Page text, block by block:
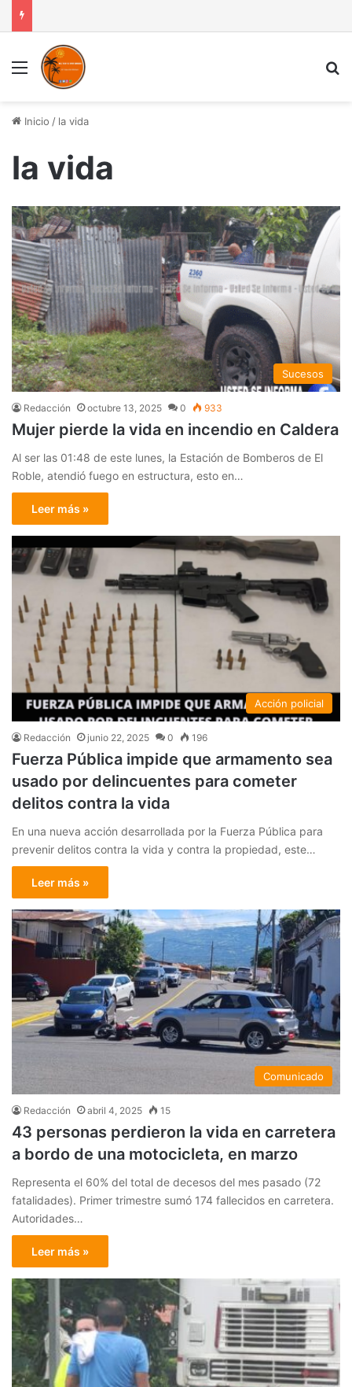
Menú
Inicio / la vida
la vida
Sucesos
Redacción octubre 13, 2025 0 933
Mujer pierde la vida en incendio en Caldera
Al ser las 01:48 de este lunes, la Estación de Bomberos de El
Roble, atendió fuego en estructura, esto en…
Leer más »
Acción policial
Redacción junio 22, 2025 0 196
Fuerza Pública impide que armamento sea
usado por delincuentes para cometer
delitos contra la vida
En una nueva acción desarrollada por la Fuerza Pública para
prevenir delitos contra la vida y contra la propiedad, este…
Leer más »
Comunicado
Redacción abril 4, 2025 15
43 personas perdieron la vida en carretera
a bordo de una motocicleta, en marzo
Representa el 60% del total de decesos del mes pasado (72
fatalidades). Primer trimestre sumó 174 fallecidos en carretera.
Autoridades…
Leer más »